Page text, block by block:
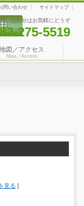
い合わせはお気軽にどうぞ
275-5519
問い合わせ サイトマップ
地図／アクセス
Map／Access
見る ]